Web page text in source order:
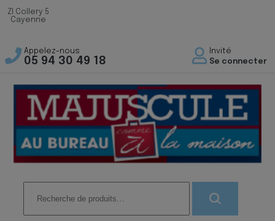
ZI Collery 5
Cayenne
Appelez-nous
05 94 30 49 18
Invité
Se connecter
pour :